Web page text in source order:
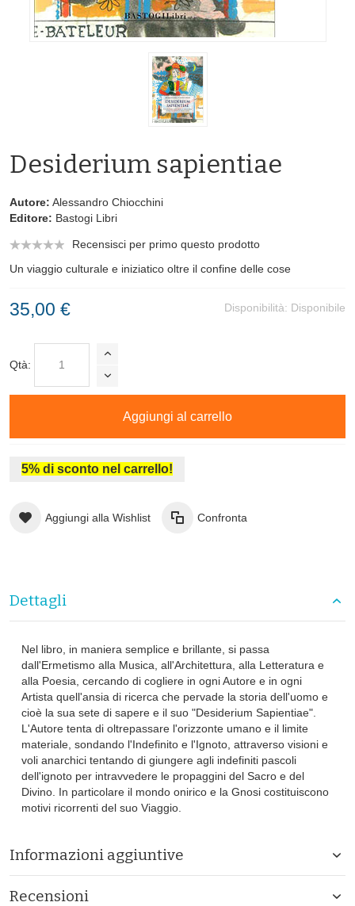
Desiderium sapientiae
Autore: Alessandro Chiocchini
Editore: Bastogi Libri
Recensisci per primo questo prodotto
Un viaggio culturale e iniziatico oltre il confine delle cose
Disponibilità: Disponibile
35,00 €
Qtà:
Aggiungi al carrello
5% di sconto nel carrello!
Aggiungi alla Wishlist Confronta
Dettagli
Nel libro, in maniera semplice e brillante, si passa
dall'Ermetismo alla Musica, all'Architettura, alla Letteratura e
alla Poesia, cercando di cogliere in ogni Autore e in ogni
Artista quell'ansia di ricerca che pervade la storia dell'uomo e
cioè la sua sete di sapere e il suo "Desiderium Sapientiae".
L'Autore tenta di oltrepassare l'orizzonte umano e il limite
materiale, sondando l'Indefinito e l'Ignoto, attraverso visioni e
voli anarchici tentando di giungere agli indefiniti pascoli
dell'ignoto per intravvedere le propaggini del Sacro e del
Divino. In particolare il mondo onirico e la Gnosi costituiscono
motivi ricorrenti del suo Viaggio.
Informazioni aggiuntive
Recensioni